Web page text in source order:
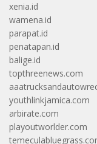
xenia.id
wamena.id
parapat.id
penatapan.id
balige.id
topthreenews.com
youthlinkjamica.com
arbirate.com
playoutworlder.com